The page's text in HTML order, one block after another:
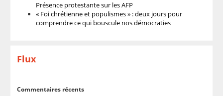
Présence protestante sur les AFP
« Foi chrétienne et populismes » : deux jours pour
comprendre ce qui bouscule nos démocraties
Flux
Commentaires récents